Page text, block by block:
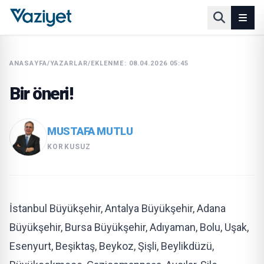
ANASAYFA/YAZARLAR/EKLENME: 08.04.2026 05:45
Bir öneri!
MUSTAFA MUTLU
KORKUSUZ
İstanbul Büyükşehir, Antalya Büyükşehir, Adana
Büyükşehir, Bursa Büyükşehir, Adıyaman, Bolu, Uşak,
Esenyurt, Beşiktaş, Beykoz, Şişli, Beylikdüzü,